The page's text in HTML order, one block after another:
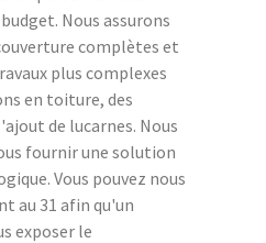
Nous assurons
complètes et
plus complexes
en toiture, des
de lucarnes. Nous
fournir une solution
Vous pouvez nous
au 31 afin qu'un
exposer le